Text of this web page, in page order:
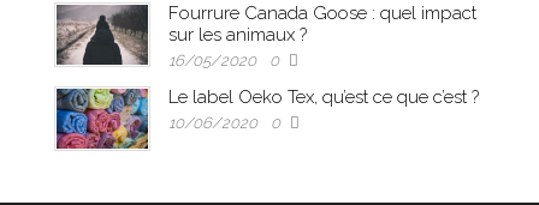
Fourrure Canada Goose : quel impact
sur les animaux ?
16/05/2020 0
Le label Oeko Tex, qu’est ce que c’est ?
10/06/2020 0